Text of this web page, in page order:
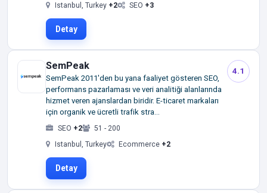
Istanbul, Turkey +2 SEO +3
Detay
SemPeak
SemPeak 2011'den bu yana faaliyet gösteren SEO,
performans pazarlaması ve veri analitiği alanlarında
hizmet veren ajanslardan biridir. E-ticaret markaları
için organik ve ücretli trafik stra...
SEO +2
51 - 200
Istanbul, Turkey
Ecommerce +2
Detay
4.1